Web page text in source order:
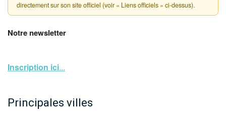
directement sur son site officiel (voir « Liens officiels » ci-dessus).
Notre newsletter
Inscription ici...
Principales villes